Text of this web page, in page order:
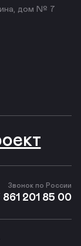
дом № 7
Звонок по России
861 201 85 00